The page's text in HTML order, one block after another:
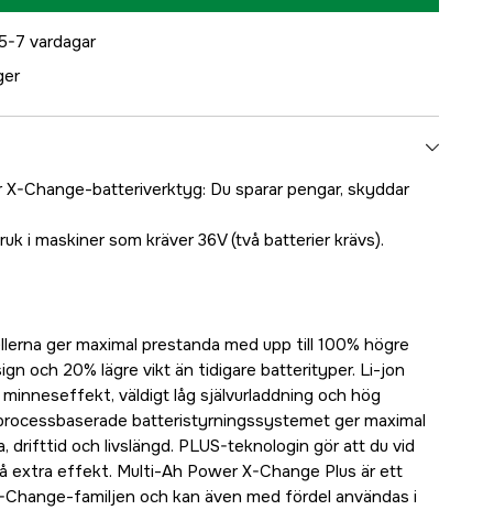
7 vardagar
X-Change-batteriverktyg: Du sparar pengar, skyddar
i maskiner som kräver 36V (två batterier krävs).
ger maximal prestanda med upp till 100% högre
och 20% lägre vikt än tidigare batterityper. Li-jon
väldigt låg självurladdning och hög
batteristyrningssystemet ger maximal
drifttid och livslängd. PLUS-teknologin gör att du vid
extra effekt. Multi-Ah Power X-Change Plus är ett
familjen och kan även med fördel användas i